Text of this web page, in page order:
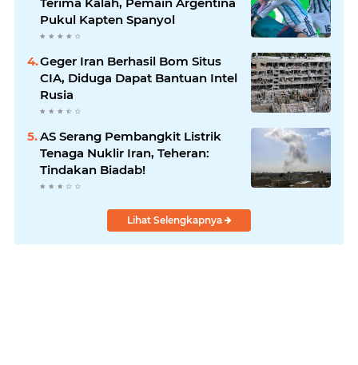
Pukul Kapten Spanyol
Geger Iran Berhasil Bom Situs
CIA, Diduga Dapat Bantuan Intel
Rusia
AS Serang Pembangkit Listrik
Tenaga Nuklir Iran, Teheran:
Tindakan Biadab!
Lihat Selengkapnya